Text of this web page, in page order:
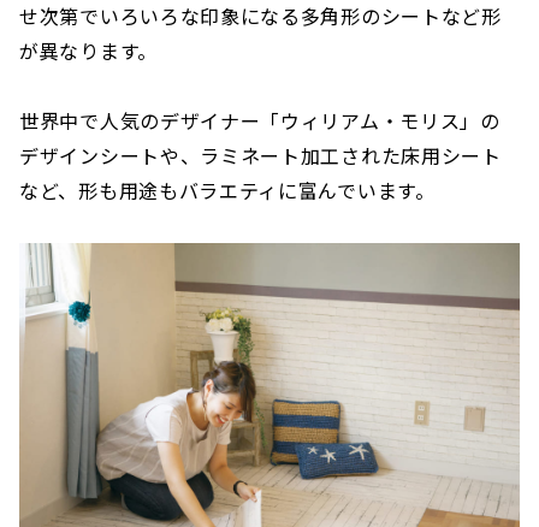
せ次第でいろいろな印象になる多角形のシートなど形
が異なります。
世界中で人気のデザイナー「ウィリアム・モリス」の
デザインシートや、ラミネート加工された床用シート
など、形も用途もバラエティに富んでいます。